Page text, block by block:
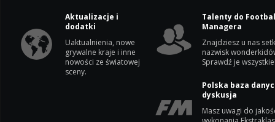
Aktualizacje i
dodatki
Uaktualnienia, nowe
grywalne kraje i inne
nowości ze światowej
sceny.
Talenty do
Managera
Znajdziesz u nas
nazwisk
Sprawdź je
Polska baza
dyskusja
Masz uwagi do